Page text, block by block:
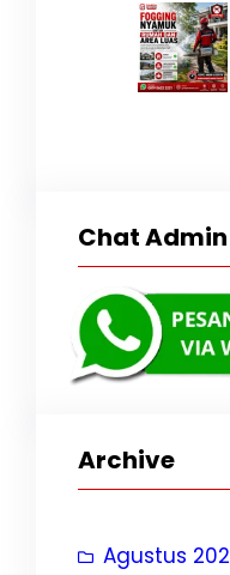
Chat
Archive
Agustus